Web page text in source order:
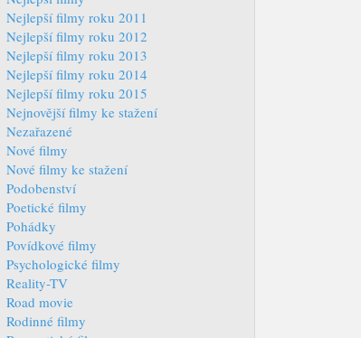
Nejlepší filmy roku 2011
Nejlepší filmy roku 2012
Nejlepší filmy roku 2013
Nejlepší filmy roku 2014
Nejlepší filmy roku 2015
Nejnovější filmy ke stažení
Nezařazené
Nové filmy
Nové filmy ke stažení
Podobenství
Poetické filmy
Pohádky
Povídkové filmy
Psychologické filmy
Reality-TV
Road movie
Rodinné filmy